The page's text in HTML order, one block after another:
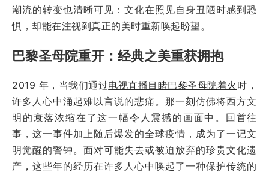
潮流的转变也清晰可见：文化在照见自身丑陋时感到恐
惧，却能在注视到真正的美时重新唤起盼望。
巴黎圣母院重开：经典之美重获拥抱
2019 年，当我们通过电视直播目睹巴黎圣母院着火 时，
许多人心中涌起难以言说的悲痛。那一刻仿佛将西方文
明的衰落浓缩在了这一幅令人震撼的画面中。回首往
事，这一事件加上随后爆发的全球疫情，成为了一记文
明觉醒的警钟。面对可能失去或被迫放弃的珍贵文化遗
产，这些年的经历在许多人心中唤起了一种保护传统的